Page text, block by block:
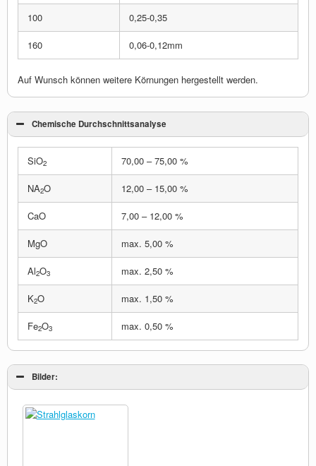
100 0,25-0,35
160 0,06-0,12mm
Auf Wunsch können weitere Körnungen hergestellt werden.
Chemische Durchschnittsanalyse
SiO2 70,00 – 75,00 %
NA2O 12,00 – 15,00 %
CaO 7,00 – 12,00 %
MgO max. 5,00 %
Al2O3 max. 2,50 %
K2O max. 1,50 %
Fe2O3 max. 0,50 %
Bilder: